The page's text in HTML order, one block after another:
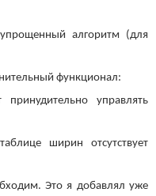
алгоритм (для
функционал:
управлять
ширин отсутствует
Это я добавлял уже